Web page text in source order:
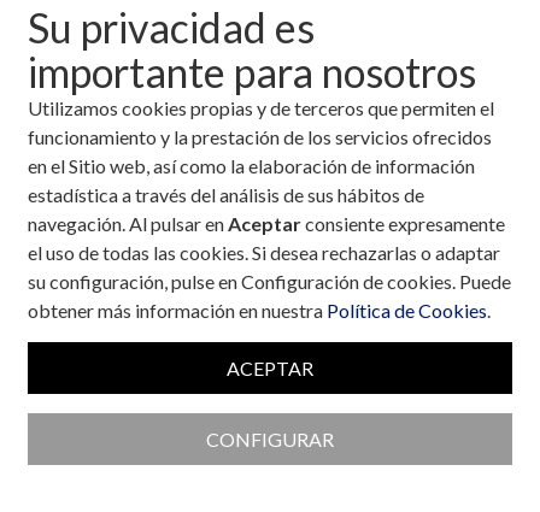
Su privacidad es
importante para nosotros
Utilizamos cookies propias y de terceros que permiten el
funcionamiento y la prestación de los servicios ofrecidos
en el Sitio web, así como la elaboración de información
estadística a través del análisis de sus hábitos de
navegación. Al pulsar enAceptarconsiente expresamente
el uso de todas las cookies. Si desea rechazarlas o adaptar
su configuración, pulse en Configuración de cookies. Puede
obtener más información en nuestra Política de Cookies.
ACEPTAR
CONFIGURAR
Realizada por
En curso Próximas Ya realizadas
¡Abiertas Inscripciones! Únete a
la 12ª Carrera y Caminata
Muévete por la Diabetes
y Caminata Muévete por la Diabetes, un
evento que, año tras año, se ha consolidado
como un referente en la promoción de la